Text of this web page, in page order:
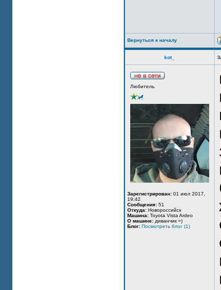
Вернуться к началу
kot_
Любитель
Зарегистрирован: 01 июл 2017,
19:42
Сообщения: 51
Откуда: Новороссийск
Машина: Toyota Vista Ardeo
О машине: диванчик =)
Блог: Посмотреть блог (1)